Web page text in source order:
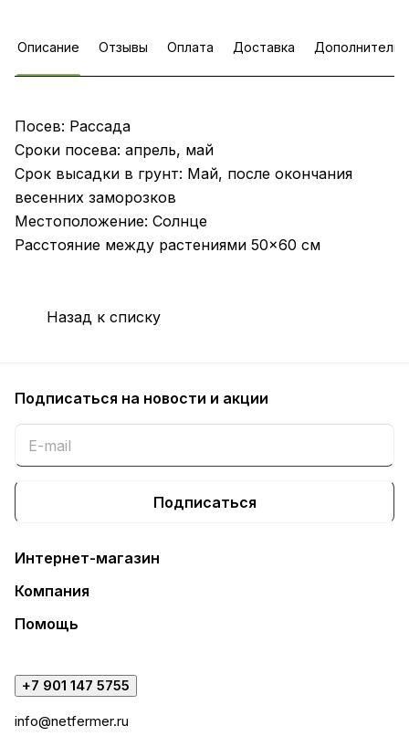
Описание Отзывы Оплата Доставка
Посев: Рассада
Сроки посева: апрель, май
Срок высадки в грунт: Май, после окончания
весенних заморозков
Местоположение: Солнце
Расстояние между растениями 50×60 см
Назад к списку
Подписаться на новости и акции
Подписаться
Интернет-магазин
Компания
Помощь
+7 901 147 5755
info@netfermer.ru